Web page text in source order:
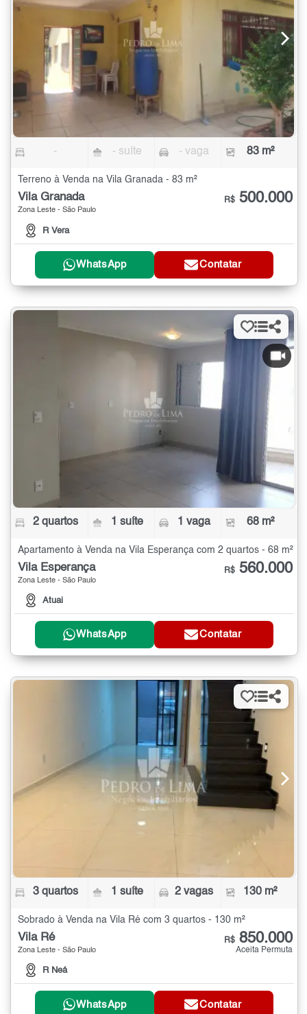
- - suíte - vaga 83 m²
Terreno à Venda na Vila Granada - 83 m²
Vila Granada
Zona Leste - São Paulo
R Vera
R$ 500.000
WhatsApp Contatar
2 quartos 1 suíte 1 vaga 68 m²
Apartamento à Venda na Vila Esperança com 2 quartos - 68 m²
Vila Esperança
Zona Leste - São Paulo
Atuai
R$ 560.000
WhatsApp Contatar
3 quartos 1 suíte 2 vagas 130 m²
Sobrado à Venda na Vila Ré com 3 quartos - 130 m²
Vila Ré
Zona Leste - São Paulo
R Neá
R$ 850.000
Aceita Permuta
WhatsApp Contatar